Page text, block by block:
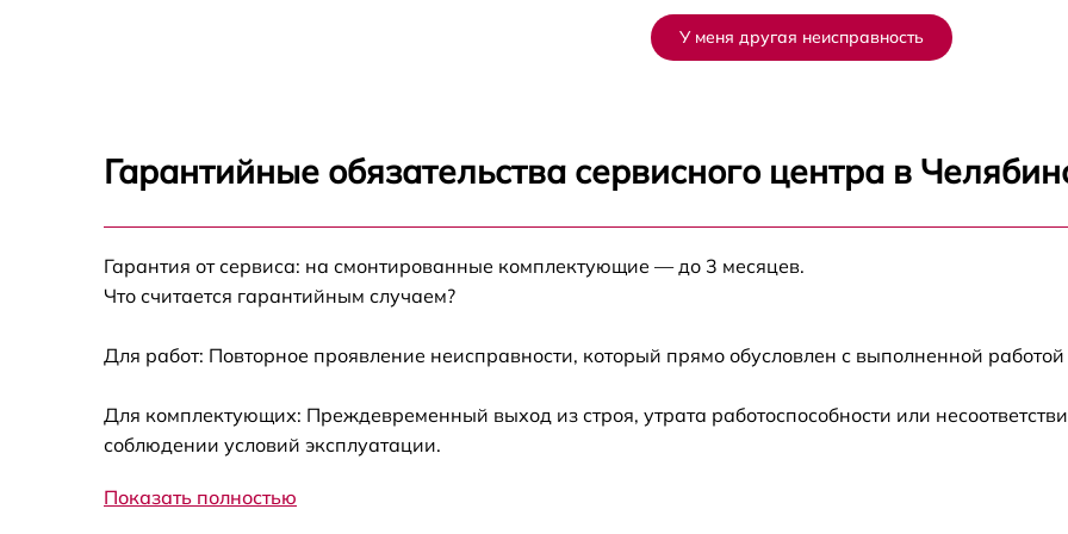
Прошивка блока управления LG 70UM7100 от 60 мин
Замена контроллера LG 70UM7100 от 60 мин
У меня другая неисправность
Гарантийные обязательства сервисного центра в
Гарантия от сервиса: на смонтированные комплектующие — до 3 месяцев.
Что считается гарантийным случаем?
Для работ: Повторное проявление неисправности, который прямо обусловлен с выполненной
Для комплектующих: Преждевременный выход из строя, утрата работоспособности или
соблюдении условий эксплуатации.
Показать полностью